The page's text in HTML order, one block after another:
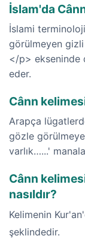
İslam'da
İslami
görülmeyen gizli
</p> ekseninde
eder.
Cânn
Arapça
gözle
varlık…...'
Cânn
nasıldır?
Kelimenin
şeklindedir.